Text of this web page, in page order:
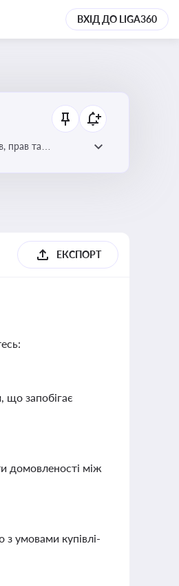
ВХІД ДО LIGA360
прав та
ЕКСПОРТ
що запобігає
домовленості між
з умовами купівлі-